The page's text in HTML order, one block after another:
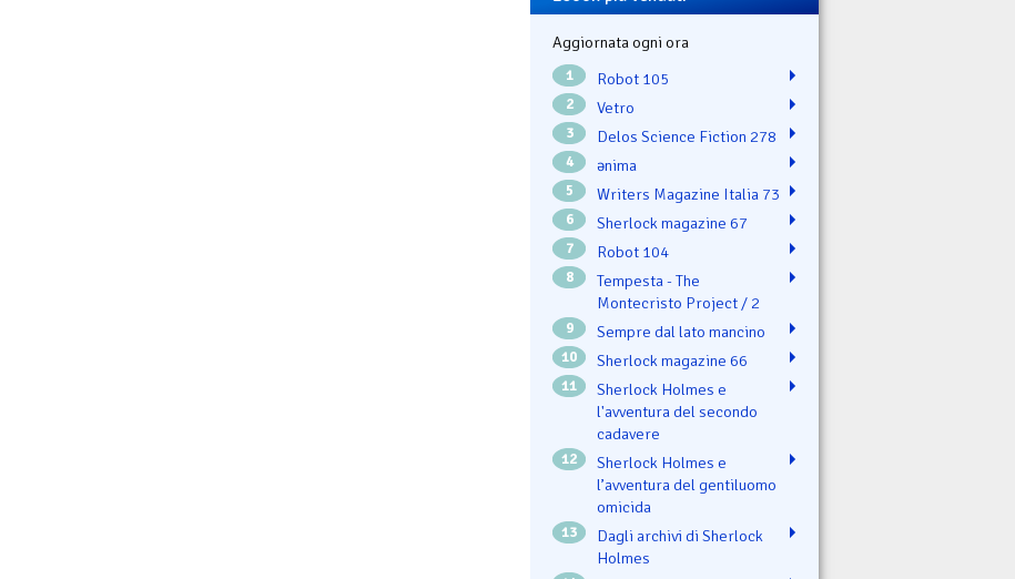
Aggiornata ogni ora
1 Robot 105
2 Vetro
3 Delos Science Fiction 278
4 ənima
5 Writers Magazine Italia 73
6 Sherlock magazine 67
7 Robot 104
8
Tempesta - The
Montecristo Project / 2
9 Sempre dal lato mancino
10 Sherlock magazine 66
11
Sherlock Holmes e
l'avventura del secondo
cadavere
12
Sherlock Holmes e
l’avventura del gentiluomo
omicida
13
Dagli archivi di Sherlock
Holmes